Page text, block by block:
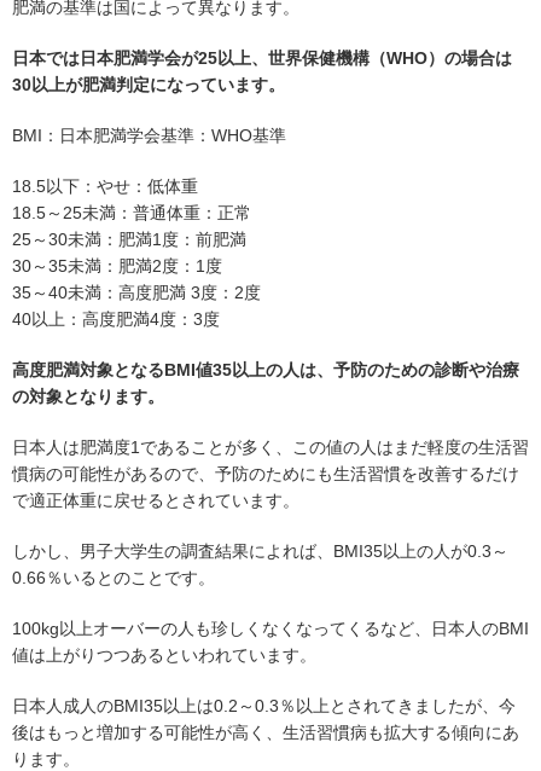
肥満の基準は国によって異なります。
日本では日本肥満学会が25以上、世界保健機構（WHO）の場合は
30以上が肥満判定になっています。
BMI：日本肥満学会基準：WHO基準
18.5以下：やせ：低体重
18.5～25未満：普通体重：正常
25～30未満：肥満1度：前肥満
30～35未満：肥満2度：1度
35～40未満：高度肥満 3度：2度
40以上：高度肥満4度：3度
高度肥満対象となるBMI値35以上の人は、予防のための診断や治療
の対象となります。
日本人は肥満度1であることが多く、この値の人はまだ軽度の生活習
慣病の可能性があるので、予防のためにも生活習慣を改善するだけ
で適正体重に戻せるとされています。
しかし、男子大学生の調査結果によれば、BMI35以上の人が0.3～
0.66％いるとのことです。
100kg以上オーバーの人も珍しくなくなってくるなど、日本人のBMI
値は上がりつつあるといわれています。
日本人成人のBMI35以上は0.2～0.3％以上とされてきましたが、今
後はもっと増加する可能性が高く、生活習慣病も拡大する傾向にあ
ります。